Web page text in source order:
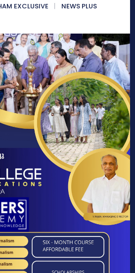
EXCLUSIVE
NEWS PLUS